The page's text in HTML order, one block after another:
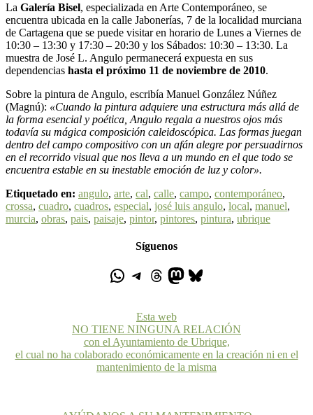
La Galería Bisel, especializada en Arte Contemporáneo, se
encuentra ubicada en la calle Jabonerías, 7 de la localidad murciana
de Cartagena que se puede visitar en horario de Lunes a Viernes de
10:30 – 13:30 y 17:30 – 20:30 y los Sábados: 10:30 – 13:30. La
muestra de José L. Angulo permanecerá expuesta en sus
dependencias hasta el próximo 11 de noviembre de 2010.
Sobre la pintura de Angulo, escribía Manuel González Núñez
(Magnú): «Cuando la pintura adquiere una estructura más allá de
la forma esencial y poética, Angulo regala a nuestros ojos más
todavía su mágica composición caleidoscópica. Las formas juegan
dentro del campo compositivo con un afán alegre por persuadirnos
en el recorrido visual que nos lleva a un mundo en el que todo se
encuentra estable en su inestable emoción de luz y color».
Etiquetado en: angulo, arte, cal, calle, campo, contemporáneo,
crossa, cuadro, cuadros, especial, josé luis angulo, local, manuel,
murcia, obras, pais, paisaje, pintor, pintores, pintura, ubrique
Síguenos
Esta web
NO TIENE NINGUNA RELACIÓN
con el Ayuntamiento de Ubrique,
el cual no ha colaborado económicamente en la creación ni en el
mantenimiento de la misma